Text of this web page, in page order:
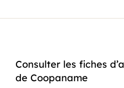
Consulter les fiches
de Coopaname